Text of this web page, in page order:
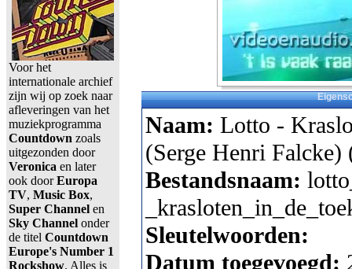
Voor het
internationale archief
zijn wij op zoek naar
afleveringen van het
muziekprogramma
Countdown zoals
uitgezonden door
Veronica en later
ook doorEuropa
TV, Music Box,
Super Channel en
Sky Channel onder
de titel Countdown
Europe's Number 1
Rockshow. Alles is
Naam: Lotto -
(Serge Henri Falcke)
Bestandsnaam:
Sleutelwoorden:
Datum toegevoegd: